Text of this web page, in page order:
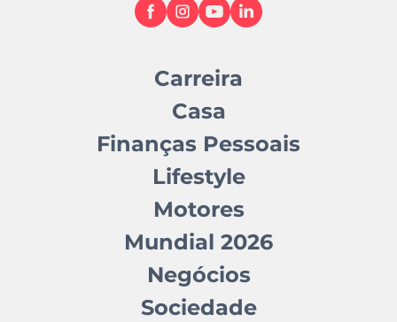
Carreira
Casa
Finanças Pessoais
Lifestyle
Motores
Mundial 2026
Negócios
Sociedade